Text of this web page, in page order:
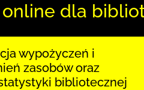
dla
wypożyczeń i
zasobów oraz
bibliotecznej